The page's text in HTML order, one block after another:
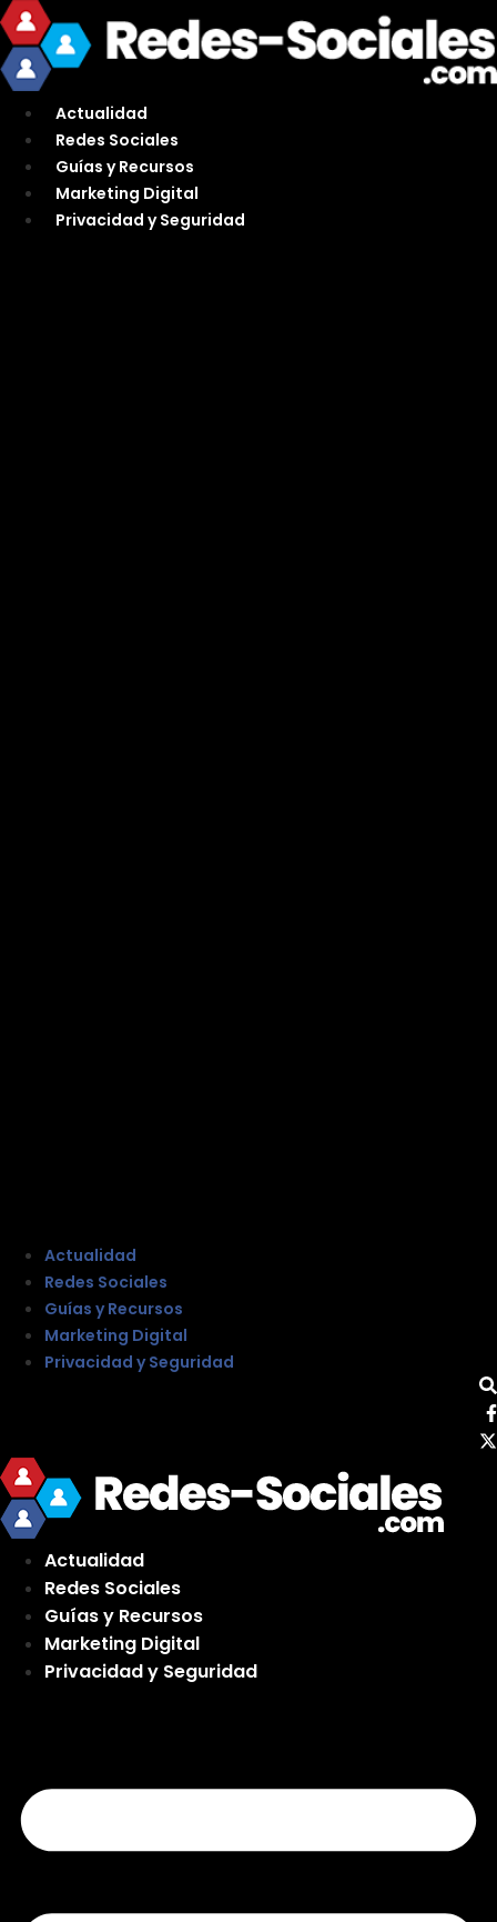
Ir
al
contenido
Actualidad
Redes Sociales
Guías y Recursos
Marketing Digital
Privacidad y Seguridad
Actualidad
Redes Sociales
Guías y Recursos
Marketing Digital
Privacidad y Seguridad
Actualidad
Redes Sociales
Guías y Recursos
Marketing Digital
Privacidad y Seguridad